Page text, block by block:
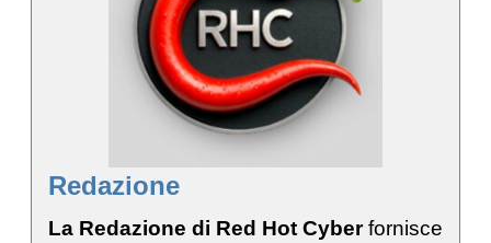
Redazione
La Redazione di Red Hot Cyberfornisce